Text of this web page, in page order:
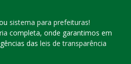
sistema para prefeituras!
completa, onde garantimos em
das leis de transparência